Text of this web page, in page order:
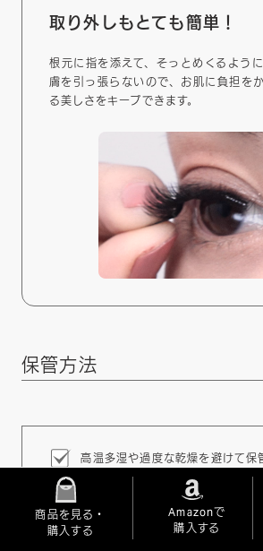
商品を見る・
購入する
Amazonで
購入する
取り外しもとても簡単！
根元に指を添えて、そっとめくるよう
膚を引っ張らないので、お肌に負担を
る美しさをキープできます。
保管方法
高温多湿や過度な乾燥を避けて保
粘着性が低下する可能性がありま